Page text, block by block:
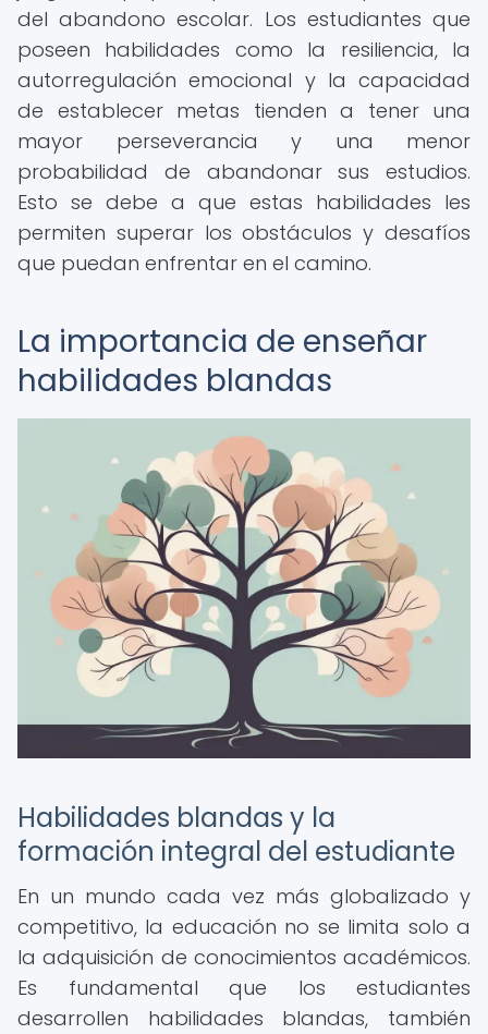
del abandono escolar. Los estudiantes que
poseen habilidades como la resiliencia, la
autorregulación emocional y la capacidad
de establecer metas tienden a tener una
mayor perseverancia y una menor
probabilidad de abandonar sus estudios.
Esto se debe a que estas habilidades les
permiten superar los obstáculos y desafíos
que puedan enfrentar en el camino.
La importancia de enseñar
habilidades blandas
Habilidades blandas y la
formación integral del estudiante
En un mundo cada vez más globalizado y
competitivo, la educación no se limita solo a
la adquisición de conocimientos académicos.
Es fundamental que los estudiantes
desarrollen habilidades blandas, también